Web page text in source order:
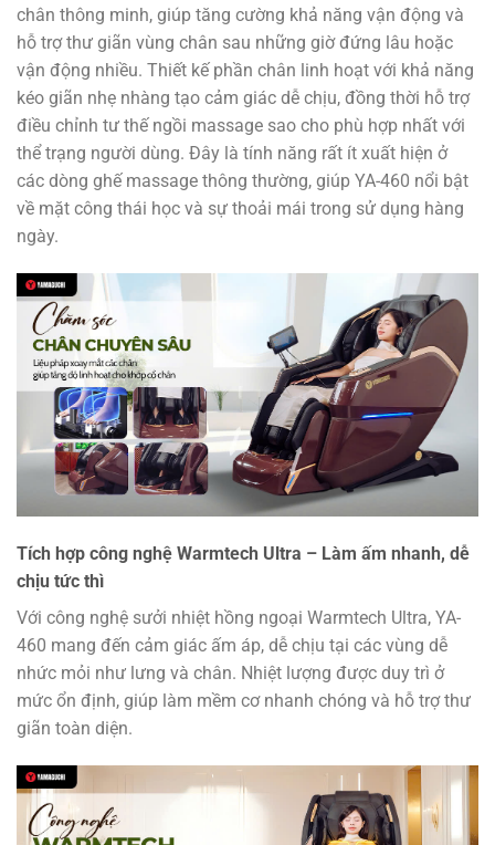
chân thông minh, giúp tăng cường khả năng vận động và
hỗ trợ thư giãn vùng chân sau những giờ đứng lâu hoặc
vận động nhiều. Thiết kế phần chân linh hoạt với khả năng
kéo giãn nhẹ nhàng tạo cảm giác dễ chịu, đồng thời hỗ trợ
điều chỉnh tư thế ngồi massage sao cho phù hợp nhất với
thể trạng người dùng. Đây là tính năng rất ít xuất hiện ở
các dòng ghế massage thông thường, giúp YA-460 nổi bật
về mặt công thái học và sự thoải mái trong sử dụng hàng
ngày.
Tích hợp công nghệ Warmtech Ultra – Làm ấm nhanh, dễ
chịu tức thì
Với công nghệ sưởi nhiệt hồng ngoại Warmtech Ultra, YA-
460 mang đến cảm giác ấm áp, dễ chịu tại các vùng dễ
nhức mỏi như lưng và chân. Nhiệt lượng được duy trì ở
mức ổn định, giúp làm mềm cơ nhanh chóng và hỗ trợ thư
giãn toàn diện.